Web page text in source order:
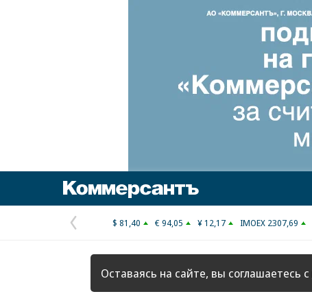
Предыдущая
страница
$ 81,40 € 94,05 ¥ 12,17 IMOEX 2307,69
Оставаясь на сайте, вы соглашаетесь с